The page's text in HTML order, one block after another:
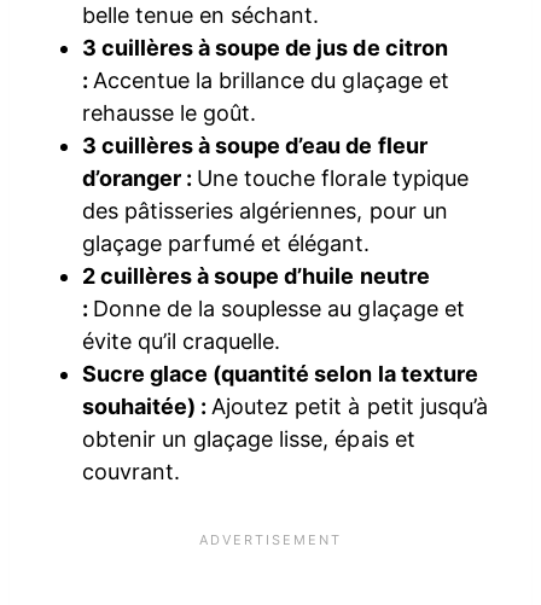
belle tenue en séchant.
3 cuillères à soupe de jus de citron
: Accentue la brillance du glaçage et
rehausse le goût.
3 cuillères à soupe d’eau de fleur
d’oranger : Une touche florale typique
des pâtisseries algériennes, pour un
glaçage parfumé et élégant.
2 cuillères à soupe d’huile neutre
: Donne de la souplesse au glaçage et
évite qu’il craquelle.
Sucre glace (quantité selon la texture
souhaitée) : Ajoutez petit à petit jusqu’à
obtenir un glaçage lisse, épais et
couvrant.